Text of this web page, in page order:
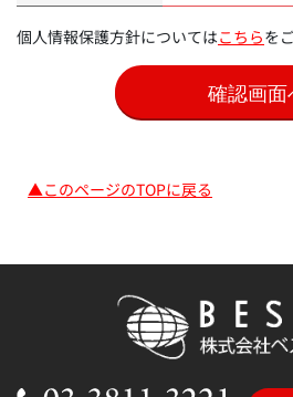
個人情報保護方針についてはこちらを
▲このページのTOPに戻る